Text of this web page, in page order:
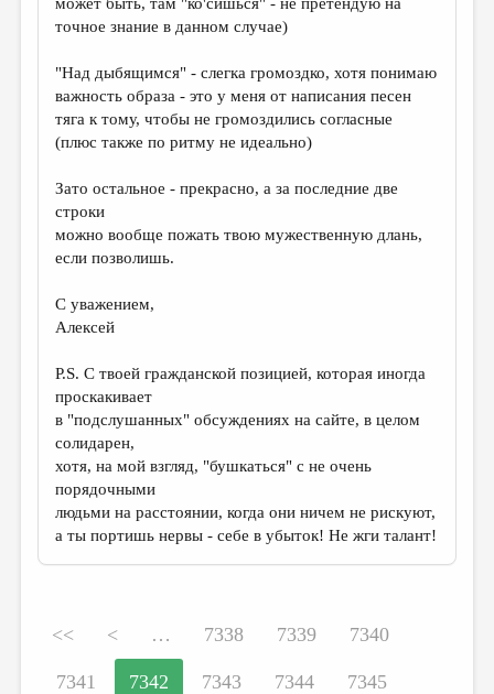
точное знание в данном случае)
"Над дыбящимся" - слегка громоздко, хотя понимаю
важность образа - это у меня от написания песен
тяга к тому, чтобы не громоздились согласные
(плюс также по ритму не идеально)
Зато остальное - прекрасно, а за последние две
строки
можно вообще пожать твою мужественную длань,
если позволишь.
С уважением,
Алексей
P.S. C твоей гражданской позицией, которая иногда
проскакивает
в "подслушанных" обсуждениях на сайте, в целом
солидарен,
хотя, на мой взгляд, "бушкаться" с не очень
порядочными
людьми на расстоянии, когда они ничем не рискуют,
а ты портишь нервы - себе в убыток! Не жги талант!
<< < … 7338 7339 7340
7341 7342 7343 7344 7345